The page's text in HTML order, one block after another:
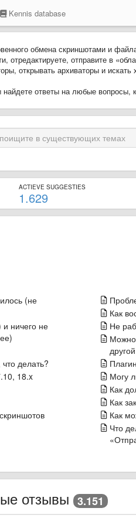
Kennis database
обмена скриншотами и
отредактируете, отправите в
открывать архиваторы и
ответы на любые вопросы,
ACTIEVE SUGGESTIES
1.629
(не
Как
ничего не
Не
Можно
другой
делать?
18.x
Могу
Как
Как
Как
Что
отзывы 3.151